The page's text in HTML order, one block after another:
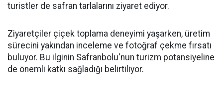
turistler de safran tarlalarını ziyaret ediyor.
Ziyaretçiler çiçek toplama deneyimi yaşarken, üretim
sürecini yakından inceleme ve fotoğraf çekme fırsatı
buluyor. Bu ilginin Safranbolu'nun turizm potansiyeline
de önemli katkı sağladığı belirtiliyor.